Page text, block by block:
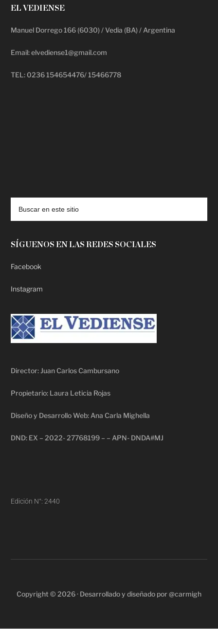
EL VEDIENSE
Manuel Dorrego 166 (6030) / Vedia (BA) / Argentina
Email: elvediense1@gmail.com
TEL: 0236 154654476/ 15466778
SÍGUENOS EN LAS REDES SOCIALES
Facebook
Instagram
Director: Juan Carlos Cambursano
Propietario: Laura Leticia Rojas
Diseño y Desarrollo Web: Ana Carla Mighella
DND: EX – 2022- 27768199 – – APN- DNDA#MJ
Edición N°: 2440
Copyright © 2026 · Desarrollado y diseñado por @carmigh